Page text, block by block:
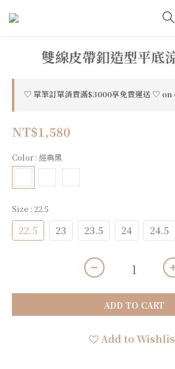
雙線皮帶釦造型平底
♡ 單筆訂單消費滿$3000享免費運送 ♡
NT$1,580
Color : 經典黑
Size : 22.5
22.5 23 23.5 24 24.5
ADD TO CART
Add to